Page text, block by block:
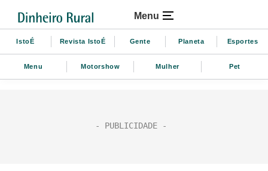
Menu
IstoÉ Revista IstoÉ Gente Planeta Esportes
Menu Motorshow Mulher Pet